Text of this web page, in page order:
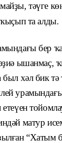
тәүге
та алды.
бер
был хәл бик
матур
“Хатым